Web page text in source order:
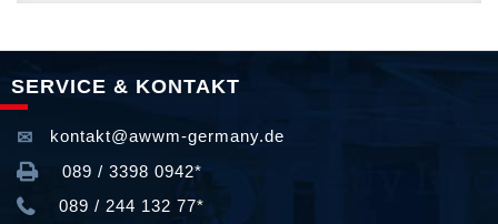
SERVICE & KONTAKT
kontakt@awwm-germany.de
089 / 3398 0942*
089 / 244 132 77*